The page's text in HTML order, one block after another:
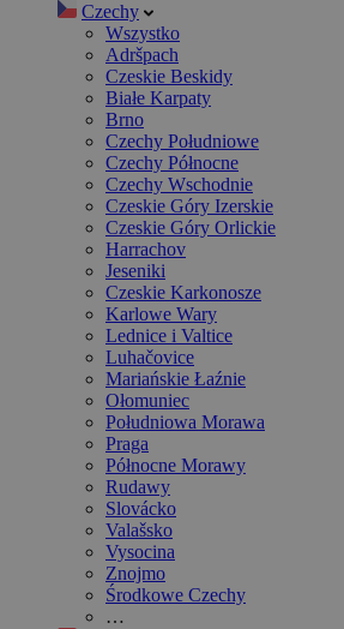
Czechy
Wszystko
Adršpach
Czeskie Beskidy
Białe Karpaty
Brno
Czechy Południowe
Czechy Północne
Czechy Wschodnie
Czeskie Góry Izerskie
Czeskie Góry Orlickie
Harrachov
Jeseniki
Czeskie Karkonosze
Karlowe Wary
Lednice i Valtice
Luhačovice
Mariańskie Łaźnie
Ołomuniec
Południowa Morawa
Praga
Północne Morawy
Rudawy
Slovácko
Valašsko
Vysocina
Znojmo
Środkowe Czechy
…